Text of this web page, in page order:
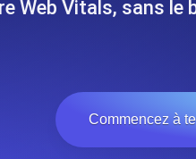
et les performances de votre site
web et APIs. Gratuit pour
Web Vitals, sans le
Commencez à